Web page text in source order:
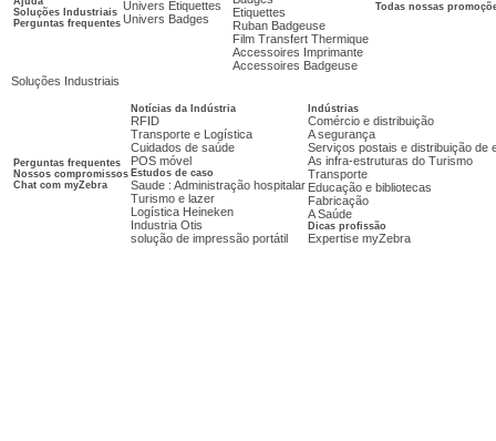
Soluções Industriais
Perguntas frequentes
Univers Etiquettes
Univers Badges
Etiquettes
Ruban Badgeuse
Film Transfert Thermique
Accessoires Imprimante
Accessoires Badgeuse
Todas nossas
Soluções Industriais
Perguntas frequentes
Nossos compromissos
Chat com myZebra
Notícias da Indústria
RFID
Transporte e Logística
Cuidados de saúde
POS móvel
Estudos de caso
Saude : Administração hospitalar
Turismo e lazer
Logística Heineken
Industria Otis
solução de impressão portátil
Indústrias
Comércio e distribuição
A segurança
Serviços postais e distribuição de
As infra-estruturas do Turismo
Transporte
Educação e bibliotecas
Fabricação
A Saúde
Dicas profissão
Expertise myZebra